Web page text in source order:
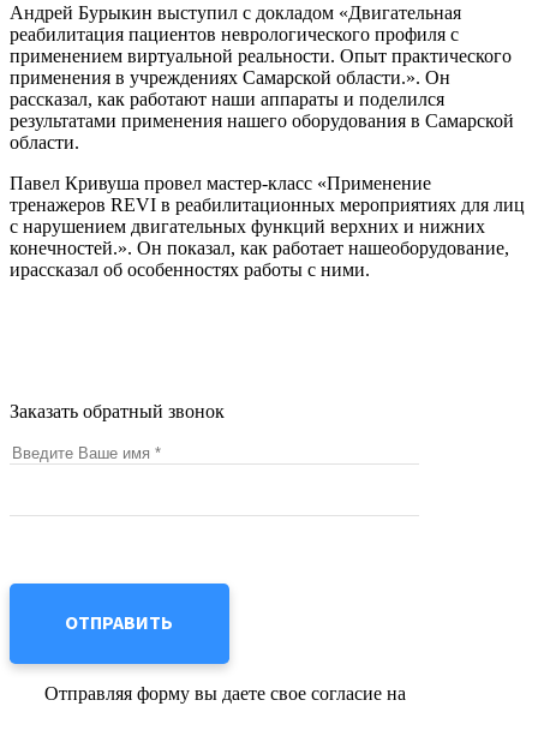
Андрей Бурыкин выступил с докладом «Двигательная
реабилитация пациентов неврологического профиля с
применением виртуальной реальности. Опыт практического
применения в учреждениях Самарской области.». Он
рассказал, как работают наши аппараты и поделился
результатами применения нашего оборудования в Самарской
области.
Павел Кривуша провел мастер-класс «Применение
тренажеров REVI в реабилитационных мероприятиях для лиц
с нарушением двигательных функций верхних и нижних
конечностей.». Он показал, как работает нашеоборудование,
ирассказал об особенностях работы с ними.
Заказать обратный звонок
Отправляя форму вы даете свое согласие на